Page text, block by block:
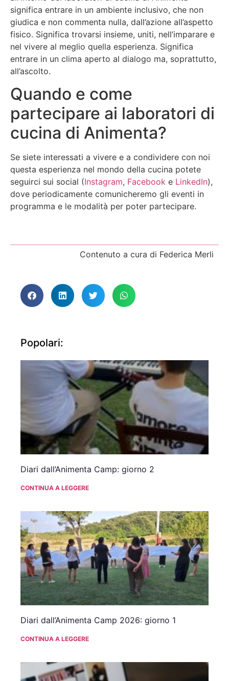
significa entrare in un ambiente inclusivo, che non
giudica e non commenta nulla, dall’azione all’aspetto
fisico. Significa trovarsi insieme, uniti, nell’imparare e
nel vivere al meglio quella esperienza. Significa
entrare in un clima aperto al dialogo ma, soprattutto,
all’ascolto.
Quando e come
partecipare ai laboratori di
cucina di Animenta?
Se siete interessati a vivere e a condividere con noi
questa esperienza nel mondo della cucina potete
seguirci sui social (Instagram, Facebook e LinkedIn),
dove periodicamente comunicheremo gli eventi in
programma e le modalità per poter partecipare.
Contenuto a cura di Federica Merli
Popolari:
Diari dall’Animenta Camp: giorno 2
CONTINUA A LEGGERE
Diari dall’Animenta Camp 2026: giorno 1
CONTINUA A LEGGERE